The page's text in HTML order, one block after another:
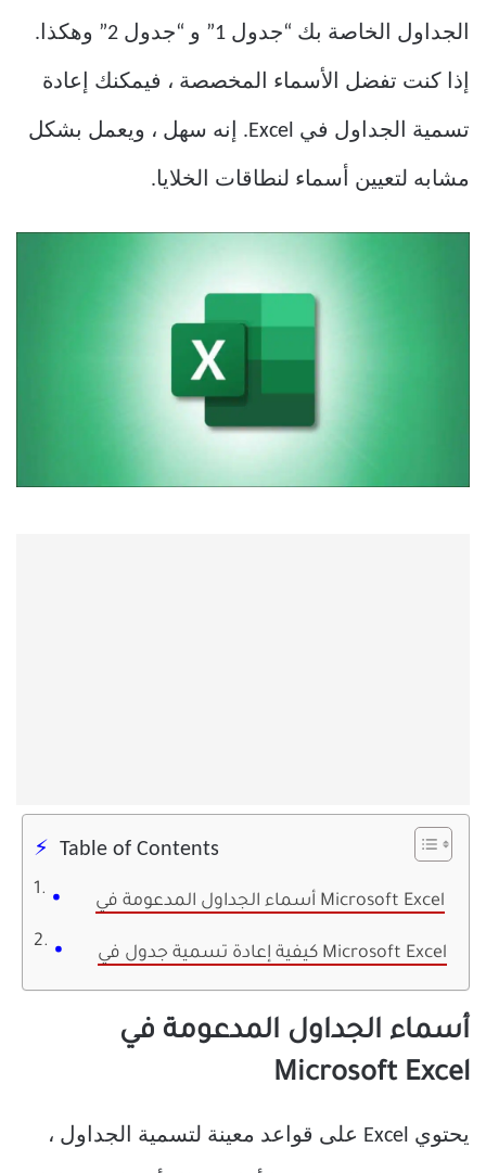
الجداول الخاصة بك “جدول 1” و “جدول 2” وهكذا.
إذا كنت تفضل الأسماء المخصصة ، فيمكنك إعادة
تسمية الجداول في Excel. إنه سهل ، ويعمل بشكل
مشابه لتعيين أسماء لنطاقات الخلايا.
Table of Contents
أسماء الجداول المدعومة في Microsoft Excel
كيفية إعادة تسمية جدول في Microsoft Excel
أسماء الجداول المدعومة في
Microsoft Excel
يحتوي Excel على قواعد معينة لتسمية الجداول ،